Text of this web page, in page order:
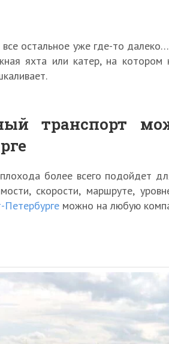
все остальное уже где-то
яхта или катер, на котором
транспорт
более всего подойдет
скорости, маршруте,
Петербурге можно на любую